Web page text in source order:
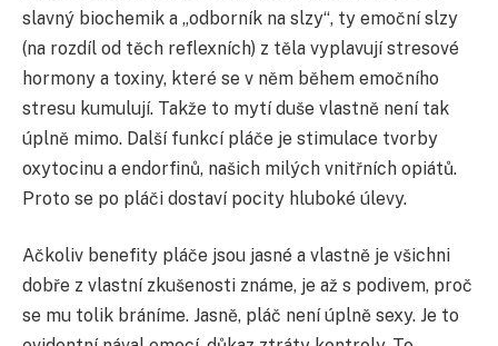
slavný biochemik a „odborník na slzy“, ty emoční slzy
(na rozdíl od těch reflexních) z těla vyplavují stresové
hormony a toxiny, které se v něm během emočního
stresu kumulují. Takže to mytí duše vlastně není tak
úplně mimo. Další funkcí pláče je stimulace tvorby
oxytocinu a endorfinů, našich milých vnitřních opiátů.
Proto se po pláči dostaví pocity hluboké úlevy.
Ačkoliv benefity pláče jsou jasné a vlastně je všichni
dobře z vlastní zkušenosti známe, je až s podivem, proč
se mu tolik bráníme. Jasně, pláč není úplně sexy. Je to